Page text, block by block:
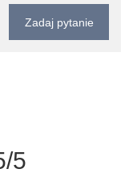
Zadaj pytanie
5